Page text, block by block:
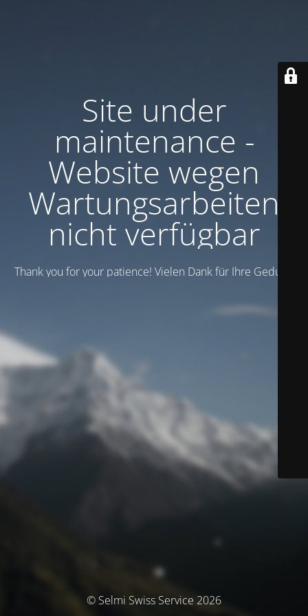
Site under
maintenance -
Website wegen
Wartungsarbeiten
nicht verfügbar
Thank you for your patience! Vielen Dank für Ihre Geduld!
© Selmi Swiss Service 2026